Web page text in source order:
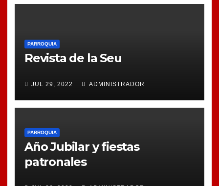
PARROQUIA
Revista de la Seu
JUL 29, 2022 ADMINISTRADOR
PARROQUIA
Año Jubilar y fiestas
patronales